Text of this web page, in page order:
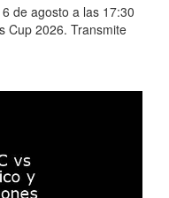
de agosto a las 17:30
Cup 2026. Transmite